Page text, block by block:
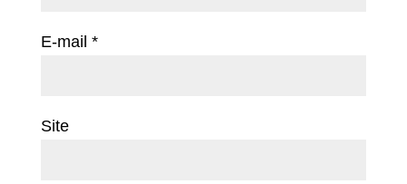
E-mail *
Site